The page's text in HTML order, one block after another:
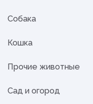
Собака
Кошка
Прочие животные
Сад и огород